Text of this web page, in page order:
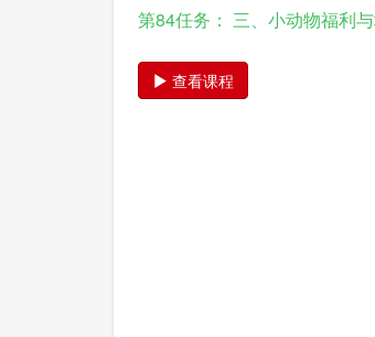
第84任务： 三、小动物福利
查看课程